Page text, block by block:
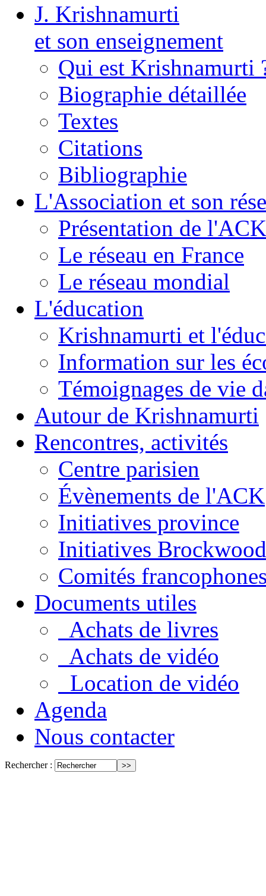
J. Krishnamurti
et son enseignement
Qui est Krishnamurti
Biographie détaillée
Textes
Citations
Bibliographie
L'Association et son
Présentation de l'ACK
Le réseau en France
Le réseau mondial
L'éducation
Krishnamurti et
Information sur les
Témoignages de vie
Autour de Krishnamurti
Rencontres, activités
Centre parisien
Évènements de l'ACK
Initiatives province
Initiatives Brockwood
Comités
Documents utiles
Achats de livres
Achats de vidéo
Location de vidéo
Agenda
Nous contacter
Rechercher :